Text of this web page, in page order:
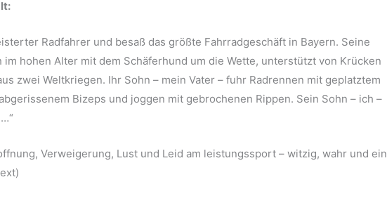
Radfahrer und besaß das größte Fahrradgeschäft in Bayern. Seine
im hohen Alter mit dem Schäferhund um die Wette, unterstützt von Krücken
zwei Weltkriegen. Ihr Sohn – mein Vater – fuhr Radrennen mit geplatztem
Bizeps und joggen mit gebrochenen Rippen. Sein Sohn – ich –
Verweigerung, Lust und Leid am leistungssport – witzig, wahr und ein